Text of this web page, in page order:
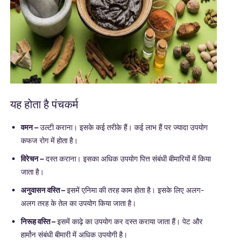
यह होता है पंचकर्म
वमन –उल्टी कराना। इसके कई तरीके हैं। कई लाभ हैं पर ज्यादा उपयोग
कफज रोग में होता है।
विरेचन –दस्त कराना। इसका अधिक उपयोग पित्त संबंधी बीमारियों में किया
जाता है।
अनुवासन वस्ति –इसमें एनिमा की तरह काम होता है। इसके लिए अलग-
अलग तरह के तेल का उपयोग किया जाता है।
निरूह वस्ति –इसमें काढ़े का उपयोग कर दस्त कराया जाता हैं। पेट और
हार्मोन संबंधी बीमारी में अधिक उपयोगी है।